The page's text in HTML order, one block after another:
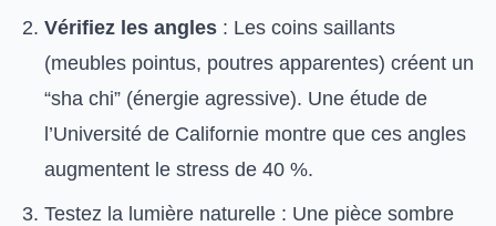
Vérifiez les angles : Les coins saillants
(meubles pointus, poutres apparentes) créent un
“sha chi” (énergie agressive). Une étude de
l’Université de Californie montre que ces angles
augmentent le stress de 40 %.
Testez la lumière naturelle : Une pièce sombre